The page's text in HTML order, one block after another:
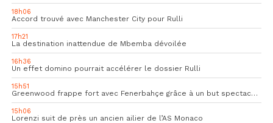
18h06
Accord trouvé avec Manchester City pour Rulli
17h21
La destination inattendue de Mbemba dévoilée
16h36
Un effet domino pourrait accélérer le dossier Rulli
15h51
Greenwood frappe fort avec Fenerbahçe grâce à un but spectaculaire
15h06
Lorenzi suit de près un ancien ailier de l’AS Monaco